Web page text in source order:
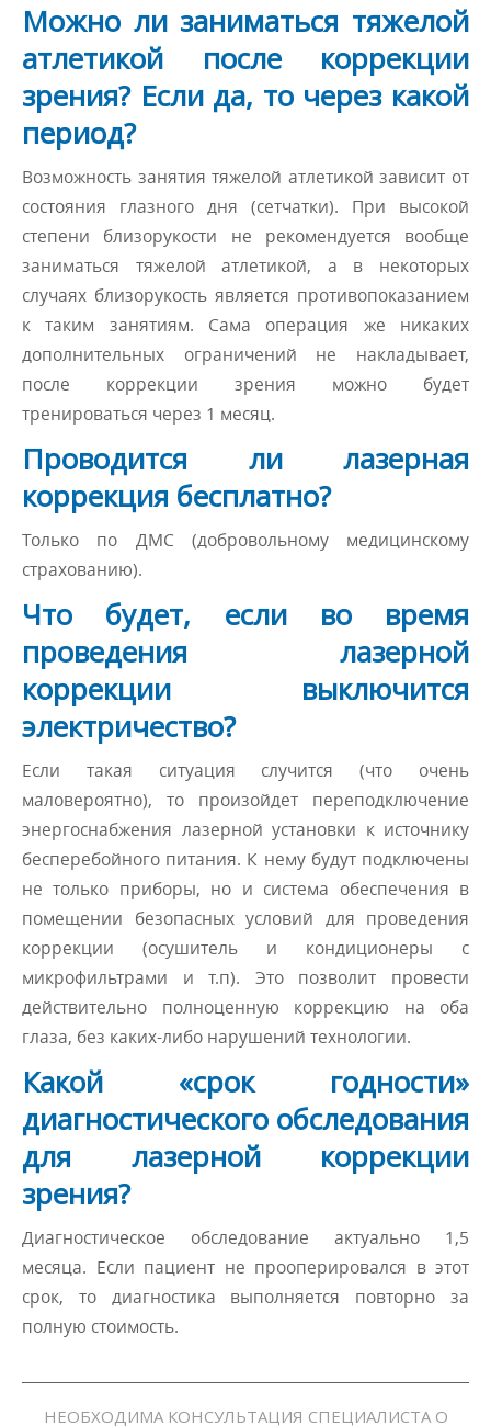
Можно ли заниматься тяжелой
атлетикой после коррекции
зрения? Если да, то через какой
период?
Возможность занятия тяжелой атлетикой зависит от
состояния глазного дня (сетчатки). При высокой
степени близорукости не рекомендуется вообще
заниматься тяжелой атлетикой, а в некоторых
случаях близорукость является противопоказанием
к таким занятиям. Сама операция же никаких
дополнительных ограничений не накладывает,
после коррекции зрения можно будет
тренироваться через 1 месяц.
Проводится ли лазерная
коррекция бесплатно?
Только по ДМС (добровольному медицинскому
страхованию).
Что будет, если во время
проведения лазерной
коррекции выключится
электричество?
Если такая ситуация случится (что очень
маловероятно), то произойдет переподключение
энергоснабжения лазерной установки к источнику
бесперебойного питания. К нему будут подключены
не только приборы, но и система обеспечения в
помещении безопасных условий для проведения
коррекции (осушитель и кондиционеры с
микрофильтрами и т.п). Это позволит провести
действительно полноценную коррекцию на оба
глаза, без каких-либо нарушений технологии.
Какой «срок годности»
диагностического обследования
для лазерной коррекции
зрения?
Диагностическое обследование актуально 1,5
месяца. Если пациент не прооперировался в этот
срок, то диагностика выполняется повторно за
полную стоимость.
НЕОБХОДИМА КОНСУЛЬТАЦИЯ СПЕЦИАЛИСТА О